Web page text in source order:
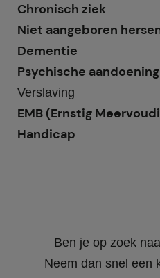
Chronisch ziek
Niet aangeboren
Dementie
Psychische aandoening
Verslaving
EMB (Ernstig
Handicap
Ben je op zoek
Neem dan snel een